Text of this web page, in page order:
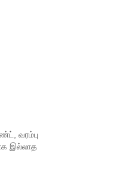
வரம்பு
இல்லாத